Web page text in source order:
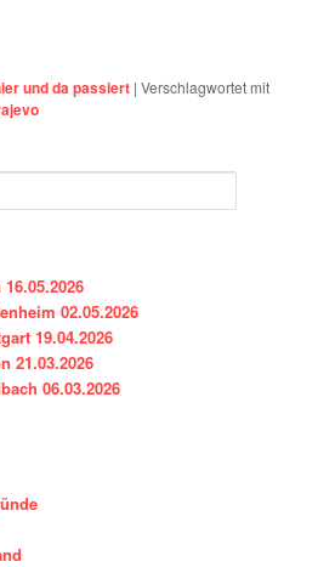
und da passiert |Verschlagwortet mit
02.05.2026
19.04.2026
21.03.2026
06.03.2026